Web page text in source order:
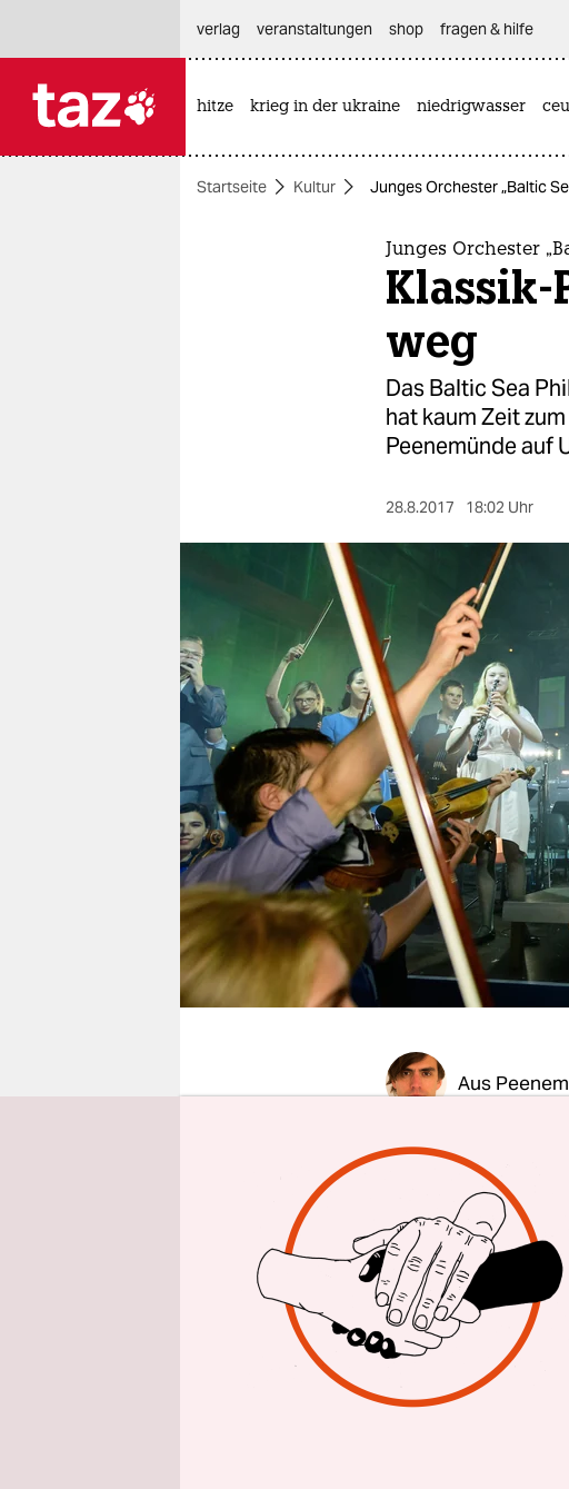
themen
nord
verlag
verlag
veranstaltungen
shop
fragen & hilfe
unterstützen
abo
genossenschaft
epaper login
verlag
veranstaltungen shop fragen & hilfe
hitze krieg in der ukraine niedrigwasser
Startseite Kultur Junges Orchester „Baltic
Junges Orchester
Klassik-
weg
Das Baltic Sea
hat kaum Zeit
Peenemünde auf
28.8.2017 18:02 Uhr
Aus
In langen
Insel Usedom,
hervor. Es gab
abgelegenen
heutigen
drei Restaurants,
es rechts ab.
Kraftwerk auf,
„Animals“, nur